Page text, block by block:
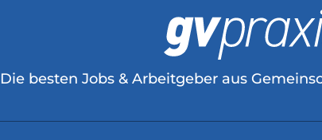
Die besten Jobs & Arbeitgeber aus